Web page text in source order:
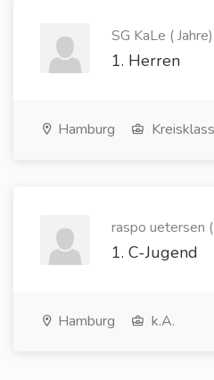
SG KaLe ( Jahre)
1. Herren
Hamburg
raspo uetersen (
1. C-Jugend
Hamburg k.A.